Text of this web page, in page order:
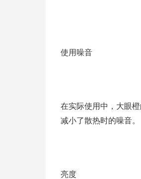
使用噪音
在实际使用中，大眼
减小了散热时的噪音。
亮度